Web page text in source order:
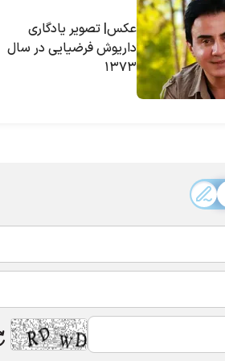
عکس| تصویر یادگاری
داریوش فرضیایی در سال
۱۳۷۳